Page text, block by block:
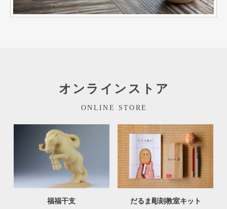
オンラインストア
ONLINE STORE
福福干支
だるま彫刻教室キット